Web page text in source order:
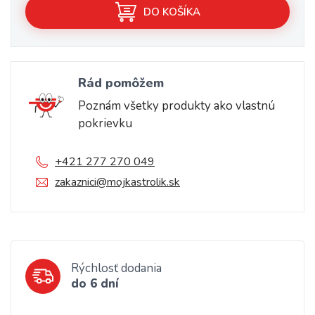
DO KOŠÍKA
Rád pomôžem
Poznám všetky produkty ako vlastnú
pokrievku
+421 277 270 049
zakaznici@mojkastrolik.sk
Rýchlosť dodania
do 6 dní